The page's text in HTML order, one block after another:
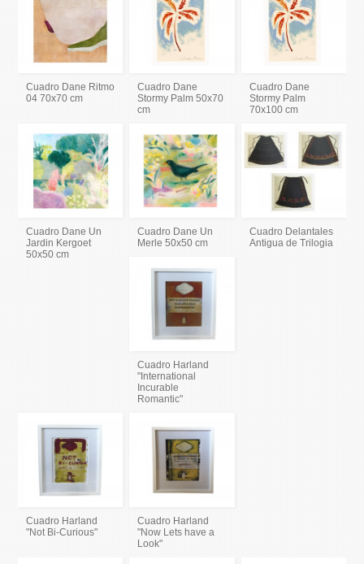
Cuadro Dane Ritmo
04 70x70 cm
Cuadro Dane
Stormy Palm 50x70
cm
Cuadro Dane
Stormy Palm
70x100 cm
Cuadro Dane Un
Jardin Kergoet
50x50 cm
Cuadro Dane Un
Merle 50x50 cm
Cuadro Delantales
Antigua de Trilogia
Cuadro Harland
"International
Incurable
Romantic"
Cuadro Harland
"Not Bi-Curious"
Cuadro Harland
"Now Lets have a
Look"